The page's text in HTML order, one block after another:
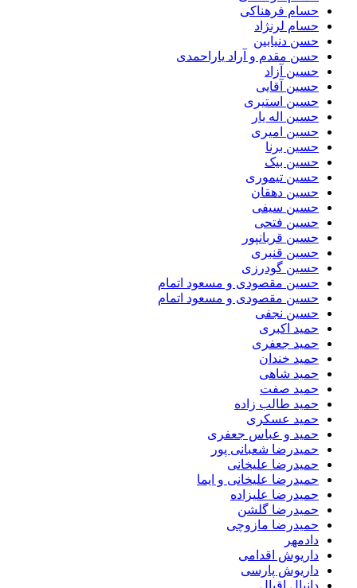
حسام فرهناکی
حسام لرنژاد
حسن دنیابین
حسن مقدم و آراد یاراحمدی
حسین آزاد
حسین آقایی
حسین استیری
حسین اله یار
حسین امیری
حسین برنا
حسین بیک
حسین تیموری
حسین دهقان
حسین سیفی
حسین فتحی
حسین قربانپور
حسین قنبری
حسین گودرزی
حسین مقصودى و مسعود اتمام
حسین مقصودی و مسعود اتمام
حسین نجفی
حمید اکبری
حمید جعفری
حمید خندان
حمید شاهی
حمید صفت
حمید طالب زاده
حمید عسکری
حمید و عباس جعفری
حمیدرضا شعبانی پور
حمیدرضا علیخانی
حمیدرضا علیخانی و ایما
حمیدرضا علیزاده
حمیدرضا گلشن
حمیدرضا مازوچی
دادمهر
داریوش اقدامی
داریوش پارسی
دانیال اقبال